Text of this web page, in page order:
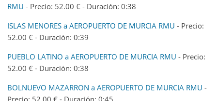
RMU - Precio: 52.00 € - Duración: 0:38
ISLAS MENORES a AEROPUERTO DE MURCIA RMU - Precio:
52.00 € - Duración: 0:39
PUEBLO LATINO a AEROPUERTO DE MURCIA RMU - Precio:
52.00 € - Duración: 0:38
BOLNUEVO MAZARRON a AEROPUERTO DE MURCIA RMU -
Precio: 52.00 € - Duración: 0:45